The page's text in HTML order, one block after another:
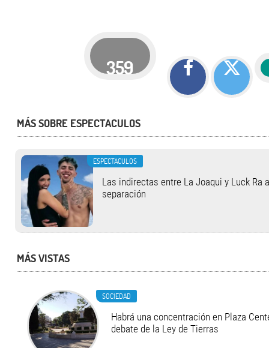
359
MÁS SOBRE ESPECTACULOS
ESPECTACULOS
Las indirectas entre La Joaqui y Luck Ra
separación
MÁS VISTAS
SOCIEDAD
Habrá una concentración en Plaza
debate de la Ley de Tierras